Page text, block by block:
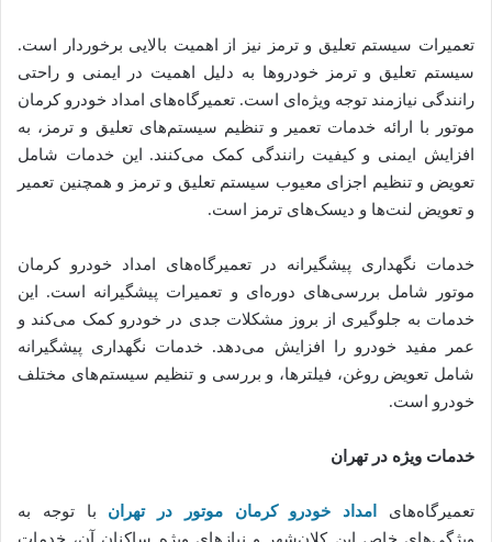
تعمیرات سیستم تعلیق و ترمز نیز از اهمیت بالایی برخوردار است.
سیستم تعلیق و ترمز خودروها به دلیل اهمیت در ایمنی و راحتی
رانندگی نیازمند توجه ویژه‌ای است. تعمیرگاه‌های امداد خودرو کرمان
موتور با ارائه خدمات تعمیر و تنظیم سیستم‌های تعلیق و ترمز، به
افزایش ایمنی و کیفیت رانندگی کمک می‌کنند. این خدمات شامل
تعویض و تنظیم اجزای معیوب سیستم تعلیق و ترمز و همچنین تعمیر
و تعویض لنت‌ها و دیسک‌های ترمز است.
خدمات نگهداری پیشگیرانه در تعمیرگاه‌های امداد خودرو کرمان
موتور شامل بررسی‌های دوره‌ای و تعمیرات پیشگیرانه است. این
خدمات به جلوگیری از بروز مشکلات جدی در خودرو کمک می‌کند و
عمر مفید خودرو را افزایش می‌دهد. خدمات نگهداری پیشگیرانه
شامل تعویض روغن، فیلترها، و بررسی و تنظیم سیستم‌های مختلف
خودرو است.
خدمات ویژه در تهران
تعمیرگاه‌های امداد خودرو کرمان موتور در تهران با توجه به
ویژگی‌های خاص این کلان‌شهر و نیازهای ویژه ساکنان آن، خدمات